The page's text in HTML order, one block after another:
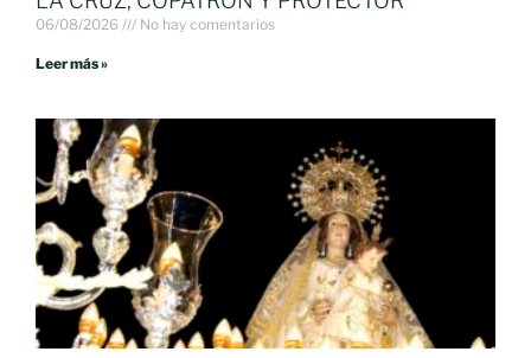
06/08/2026 No hay comentarios
Leer más »